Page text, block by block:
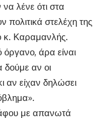
να λένε ότι στα
πολιτικά στελέχη της
κ. Καραμανλής.
όργανο, άρα είναι
δούμε αν οι
αν είχαν δηλώσει
με απανωτά